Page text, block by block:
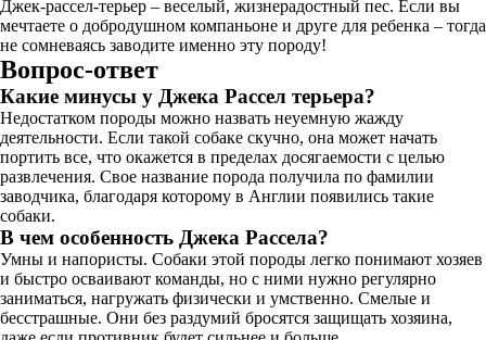
Джек-рассел-терьер – веселый, жизнерадостный пес. Если вы
мечтаете о добродушном компаньоне и друге для ребенка – тогда
не сомневаясь заводите именно эту породу!
Вопрос-ответ
Какие минусы у Джека Рассел терьера?
Недостатком породы можно назвать неуемную жажду
деятельности. Если такой собаке скучно, она может начать
портить все, что окажется в пределах досягаемости с целью
развлечения. Свое название порода получила по фамилии
заводчика, благодаря которому в Англии появились такие
собаки.
В чем особенность Джека Рассела?
Умны и напористы. Собаки этой породы легко понимают хозяев
и быстро осваивают команды, но с ними нужно регулярно
заниматься, нагружать физически и умственно. Смелые и
бесстрашные. Они без раздумий бросятся защищать хозяина,